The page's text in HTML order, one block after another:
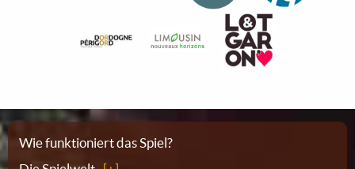
Sitemap
Wie funktioniert das Spiel?